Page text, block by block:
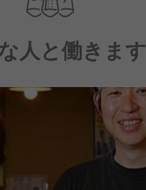
人と働きます